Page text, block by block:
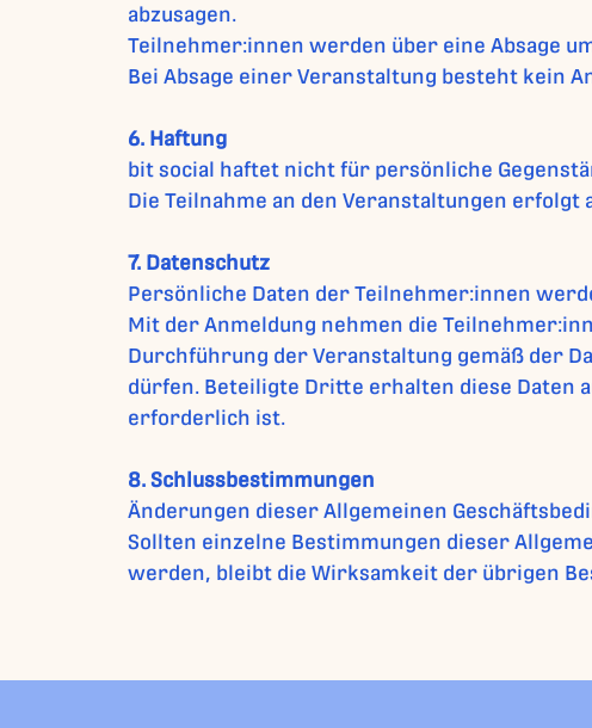
abzusagen.
Teilnehmer:innen werden über eine Absage
Bei Absage einer Veranstaltung besteht kein
6. Haftung
bit social haftet nicht für persönliche
Die Teilnahme an den Veranstaltungen erfolgt
7. Datenschutz
Persönliche Daten der Teilnehmer:innen
Mit der Anmeldung nehmen die
Durchführung der Veranstaltung gemäß der
dürfen. Beteiligte Dritte erhalten diese Daten
erforderlich ist.
8. Schlussbestimmungen
Änderungen dieser Allgemeinen
Sollten einzelne Bestimmungen dieser
werden, bleibt die Wirksamkeit der übrigen